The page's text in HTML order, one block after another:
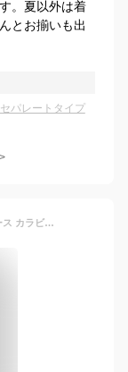
。夏以外は着
とお揃いも出
パレートタイプ
>
【メール便：2個まで】 カラーファスナーケース カラビナ付き ジッパー 持ち運ぶ 登山 釣り 旅行 アウトドア ケース 眼鏡ケース プレゼント ギフト メガネケース メンズ レディース [ACC]